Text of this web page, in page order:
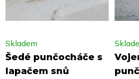
Šedé punčocháče s
lapačem snů
Skladem